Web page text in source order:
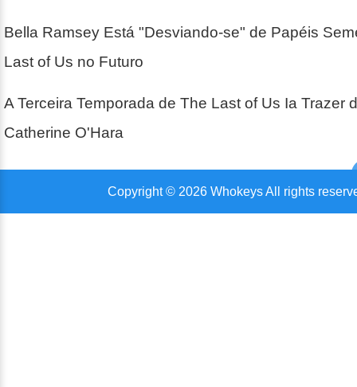
Bella Ramsey Está "Desviando-se" de Papéis
Last of Us no Futuro
A Terceira Temporada de The Last of Us Ia Trazer
Catherine O'Hara
Copyright © 2026 Whokeys All rights